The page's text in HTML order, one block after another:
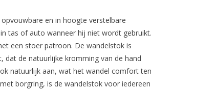
en in hoogte verstelbare
tas of auto wanneer hij niet wordt gebruikt.
een stoer patroon. De wandelstok is
dat de natuurlijke kromming van de hand
natuurlijk aan, wat het wandel comfort ten
borgring, is de wandelstok voor iedereen